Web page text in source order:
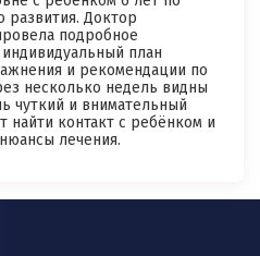
развития. Доктор
подробное
план
и рекомендации по
несколько недель видны
чуткий и внимательный
найти контакт с ребёнком и
лечения.